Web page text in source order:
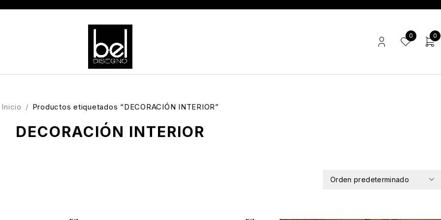
0 0
DECORACIÓN INTERIOR
Inicio / Productos etiquetados “DECORACIÓN INTERIOR”
Orden predeterminado